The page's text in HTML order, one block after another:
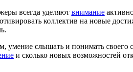
всегда уделяют внимание
коллектив на новые
умение слышать и понимать
и сколько новых возможностей